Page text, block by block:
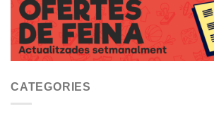
CATEGORIES